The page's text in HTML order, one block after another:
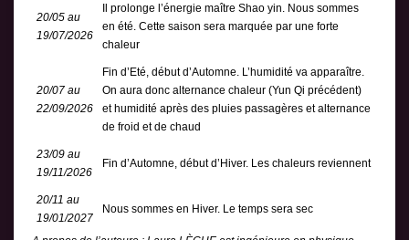
20/05 au
19/07/2026
Il prolonge l’énergie maître Shao yin. Nous sommes
en été. Cette saison sera marquée par une forte
chaleur
20/07 au
22/09/2026
Fin d’Eté, début d’Automne. L’humidité va apparaître.
On aura donc alternance chaleur (Yun Qi précédent)
et humidité après des pluies passagères et alternance
de froid et de chaud
23/09 au
19/11/2026
Fin d’Automne, début d’Hiver. Les chaleurs reviennent
20/11 au
19/01/2027
Nous sommes en Hiver. Le temps sera sec